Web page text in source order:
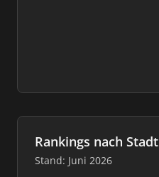
Rankings nach Stadt
Stand: Juni 2026